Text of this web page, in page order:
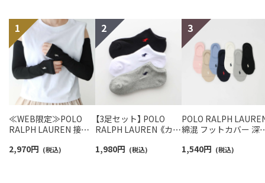
≪WEB限定≫POLO
RALPH LAUREN 接触
ームカバー ＆ レッグウ
2,970円 (税込)
【3足セット】 POLO
RALPH LAUREN 《カラ
ーチサポート ワンポイ
1,980円 (税込)
POLO RALPH
綿混 フットカバー 深
カバーソックス レデ
1,540円 (税込)